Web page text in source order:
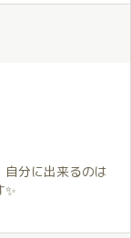
いていくのを感
し深くゆったり
感が本当に心地
りの癒しです。
場面もありまし
んにはなぜか自
穏やかなまま話を
ます。本当にあ
贔屓にしていき
分に出来るのは
✨